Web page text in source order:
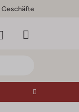
Geschäfte